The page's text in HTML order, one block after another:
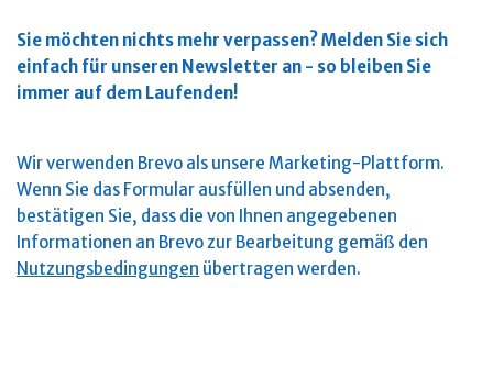
Sie möchten nichts mehr verpassen?Melden Sie sich
einfach für unseren Newsletter an - so bleiben Sie
immer auf dem Laufenden!
Wir verwenden Brevo als unsere Marketing-Plattform.
Wenn Sie das Formular ausfüllen und absenden,
bestätigen Sie, dass die von Ihnen angegebenen
Informationen an Brevo zur Bearbeitung gemäß den
Nutzungsbedingungen übertragen werden.